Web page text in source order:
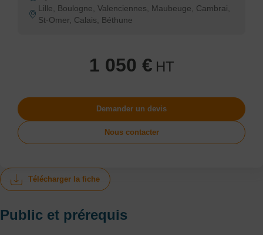
Télécharger la fiche
Public et prérequis
Lille, Boulogne, Valenciennes, Maubeuge, Cambrai,
St-Omer, Calais, Béthune
1 050 € HT
Demander un devis
Nous contacter